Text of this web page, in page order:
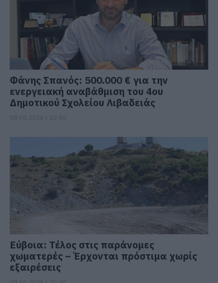
Φάνης Σπανός: 500.000 € για την
ενεργειακή αναβάθμιση του 4ου
Δημοτικού Σχολείου Λιβαδειάς
Εύβοια: Τέλος στις παράνομες
χωματερές – Έρχονται πρόστιμα χωρίς
εξαιρέσεις